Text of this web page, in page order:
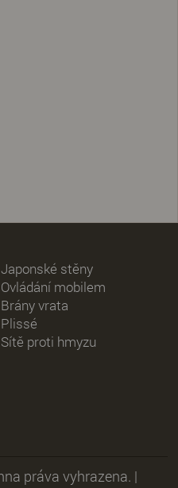
Japonské stěny
Ovládání mobilem
Brány vrata
Plissé
Sítě proti hmyzu
práva vyhrazena. |